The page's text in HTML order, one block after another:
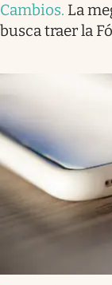
Cambios. La
busca traer la